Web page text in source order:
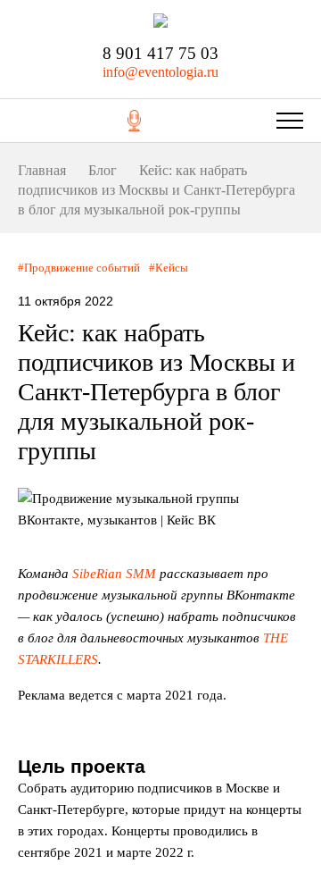
8 901 417 75 03
info@eventologia.ru
Главная Блог
Кейс: как набрать
подписчиков из Москвы и Санкт-Петербурга
в блог для музыкальной рок-группы
Продвижение событий Кейсы
11 октября 2022
Кейс: как набрать
подписчиков из Москвы и
Санкт-Петербурга в блог
для музыкальной рок-
группы
Команда SibeRian SMM рассказывает про
продвижение музыкальной группы ВКонтакте
— как удалось (успешно) набрать подписчиков
в блог для дальневосточных музыкантов THE
STARKILLERS.
Реклама ведется с марта 2021 года.
Цель проекта
Собрать аудиторию подписчиков в Москве и
Санкт-Петербурге, которые придут на концерты
в этих городах. Концерты проводились в
сентябре 2021 и марте 2022 г.